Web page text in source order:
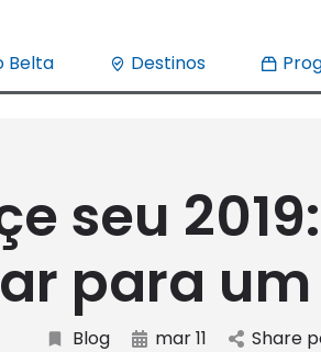
Belta Destinos
seu
para
Blog mar 11 Share